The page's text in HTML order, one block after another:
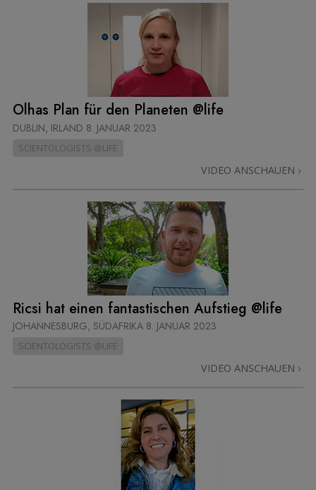
Olhas Plan für den Planeten @life
DUBLIN, IRLAND 8. JANUAR 2023
SCIENTOLOGISTS @LIFE
VIDEO ANSCHAUEN
Ricsi hat einen fantastischen Aufstieg @life
JOHANNESBURG, SÜDAFRIKA 8. JANUAR 2023
SCIENTOLOGISTS @LIFE
VIDEO ANSCHAUEN